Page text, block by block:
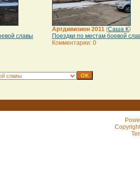
славы
Артдивизион 2011 (Саша К)
Поездки по местам боевой
Комментарии: 0